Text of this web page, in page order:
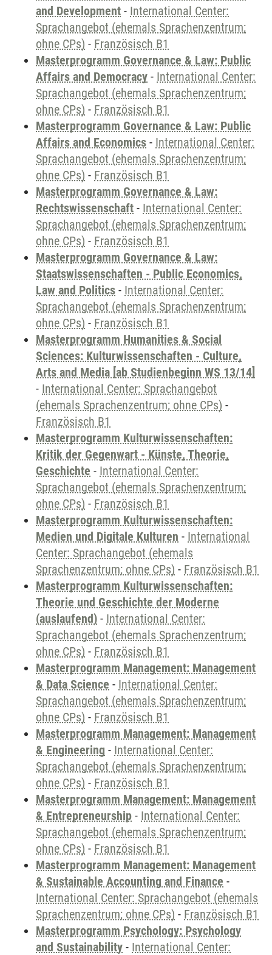
and Development - International Center:
Sprachangebot (ehemals Sprachenzentrum;
ohne CPs) - Französisch B1
Masterprogramm Governance & Law: Public
Affairs and Democracy - International Center:
Sprachangebot (ehemals Sprachenzentrum;
ohne CPs) - Französisch B1
Masterprogramm Governance & Law: Public
Affairs and Economics - International Center:
Sprachangebot (ehemals Sprachenzentrum;
ohne CPs) - Französisch B1
Masterprogramm Governance & Law:
Rechtswissenschaft - International Center:
Sprachangebot (ehemals Sprachenzentrum;
ohne CPs) - Französisch B1
Masterprogramm Governance & Law:
Staatswissenschaften - Public Economics,
Law and Politics - International Center:
Sprachangebot (ehemals Sprachenzentrum;
ohne CPs) - Französisch B1
Masterprogramm Humanities & Social
Sciences: Kulturwissenschaften - Culture,
Arts and Media [ab Studienbeginn WS 13/14]
- International Center: Sprachangebot
(ehemals Sprachenzentrum; ohne CPs) -
Französisch B1
Masterprogramm Kulturwissenschaften:
Kritik der Gegenwart - Künste, Theorie,
Geschichte - International Center:
Sprachangebot (ehemals Sprachenzentrum;
ohne CPs) - Französisch B1
Masterprogramm Kulturwissenschaften:
Medien und Digitale Kulturen - International
Center: Sprachangebot (ehemals
Sprachenzentrum; ohne CPs) - Französisch B1
Masterprogramm Kulturwissenschaften:
Theorie und Geschichte der Moderne
(auslaufend) - International Center:
Sprachangebot (ehemals Sprachenzentrum;
ohne CPs) - Französisch B1
Masterprogramm Management: Management
& Data Science - International Center:
Sprachangebot (ehemals Sprachenzentrum;
ohne CPs) - Französisch B1
Masterprogramm Management: Management
& Engineering - International Center:
Sprachangebot (ehemals Sprachenzentrum;
ohne CPs) - Französisch B1
Masterprogramm Management: Management
& Entrepreneurship - International Center:
Sprachangebot (ehemals Sprachenzentrum;
ohne CPs) - Französisch B1
Masterprogramm Management: Management
& Sustainable Accounting and Finance -
International Center: Sprachangebot (ehemals
Sprachenzentrum; ohne CPs) - Französisch B1
Masterprogramm Psychology: Psychology
and Sustainability - International Center: